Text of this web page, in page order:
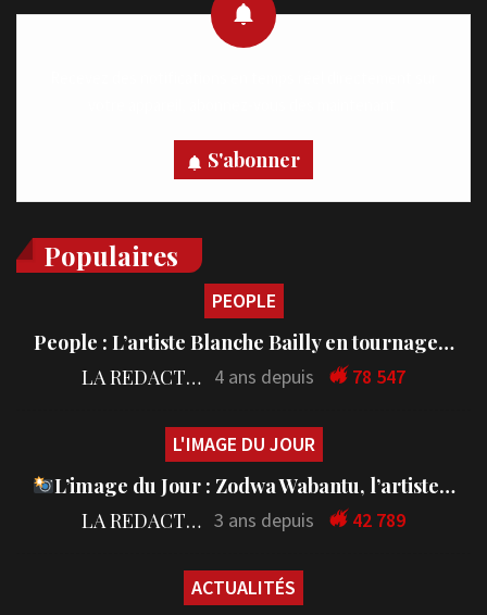
S'abonner
Populaires
PEOPLE
People : L’artiste Blanche Bailly en tournage…
LA REDACTION 4 ans depuis 78 547
L'IMAGE DU JOUR
L’image du Jour : Zodwa Wabantu, l’artiste…
LA REDACTION 3 ans depuis 42 789
ACTUALITÉS